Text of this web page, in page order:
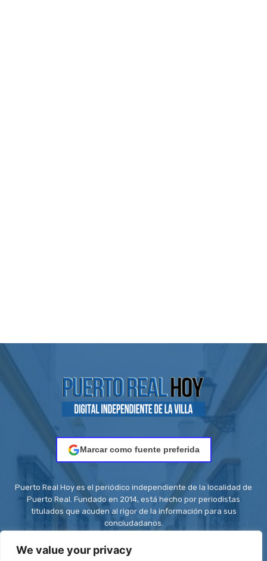
We value your privacy
Marcar como fuente preferida
Puerto Real Hoy es el periódico independiente de la localidad de
Puerto Real. Fundado en 2014, está hecho por periodistas
titulados que acuden al rigor de la información para sus
conciudadanos.
Contacto: redaccion@puertorealhoy.es